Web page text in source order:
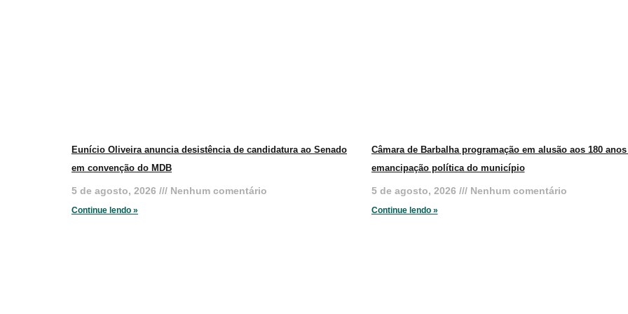
Eunício Oliveira anuncia desistência de candidatura ao Senado
em convenção do MDB
5 de agosto, 2026 Nenhum comentário
Continue lendo »
Câmara de Barbalha programação em alusão aos 180 anos
emancipação política do município
5 de agosto, 2026 Nenhum comentário
Continue lendo »